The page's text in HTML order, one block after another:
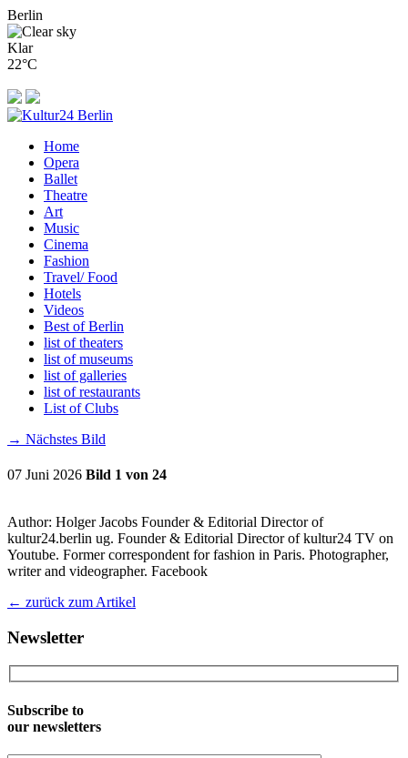
Berlin
Klar
22°C
Home
Opera
Ballet
Theatre
Art
Music
Cinema
Fashion
Travel/ Food
Hotels
Videos
Best of Berlin
list of theaters
list of museums
list of galleries
list of restaurants
List of Clubs
→ Nächstes Bild
07 Juni 2026 Bild 1 von 24
Author: Holger Jacobs Founder & Editorial Director of
kultur24.berlin ug. Founder & Editorial Director of kultur24 TV on
Youtube. Former correspondent for fashion in Paris. Photographer,
writer and videographer. Facebook
← zurück zum Artikel
Newsletter
Subscribe to
our newsletters